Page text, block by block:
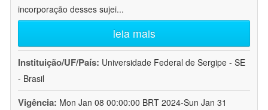
incorporação desses sujei...
leia mais
Instituição/UF/País: Universidade Federal de Sergipe - SE
- Brasil
Vigência: Mon Jan 08 00:00:00 BRT 2024-Sun Jan 31